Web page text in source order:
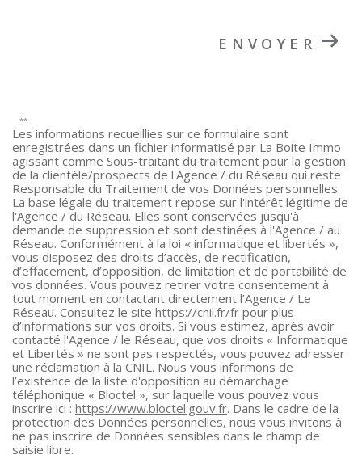
ENVOYER
**
Les informations recueillies sur ce formulaire sont
enregistrées dans un fichier informatisé par La Boite Immo
agissant comme Sous-traitant du traitement pour la gestion
de la clientèle/prospects de l'Agence / du Réseau qui reste
Responsable du Traitement de vos Données personnelles.
La base légale du traitement repose sur l'intérêt légitime de
l'Agence / du Réseau. Elles sont conservées jusqu'à
demande de suppression et sont destinées à l'Agence / au
Réseau. Conformément à la loi « informatique et libertés »,
vous disposez des droits d’accès, de rectification,
d’effacement, d’opposition, de limitation et de portabilité de
vos données. Vous pouvez retirer votre consentement à
tout moment en contactant directement l’Agence / Le
Réseau. Consultez le site https://cnil.fr/fr pour plus
d’informations sur vos droits. Si vous estimez, après avoir
contacté l'Agence / le Réseau, que vos droits « Informatique
et Libertés » ne sont pas respectés, vous pouvez adresser
une réclamation à la CNIL. Nous vous informons de
l’existence de la liste d'opposition au démarchage
téléphonique « Bloctel », sur laquelle vous pouvez vous
inscrire ici : https://www.bloctel.gouv.fr. Dans le cadre de la
protection des Données personnelles, nous vous invitons à
ne pas inscrire de Données sensibles dans le champ de
saisie libre.